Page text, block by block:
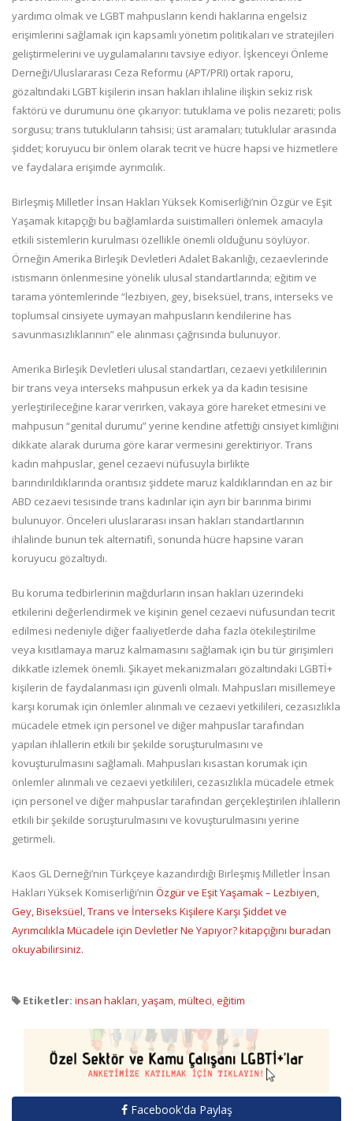
yardımcı olmak ve LGBT mahpusların kendi haklarına engelsiz
erişimlerini sağlamak için kapsamlı yönetim politikaları ve stratejileri
geliştirmelerini ve uygulamalarını tavsiye ediyor. İşkenceyi Önleme
Derneği/Uluslararası Ceza Reformu (APT/PRI) ortak raporu,
gözaltındaki LGBT kişilerin insan hakları ihlaline ilişkin sekiz risk
faktörü ve durumunu öne çıkarıyor: tutuklama ve polis nezareti; polis
sorgusu; trans tutukluların tahsisi; üst aramaları; tutuklular arasında
şiddet; koruyucu bir önlem olarak tecrit ve hücre hapsi ve hizmetlere
ve faydalara erişimde ayrımcılık.
Birleşmiş Milletler İnsan Hakları Yüksek Komiserliği’nin Özgür ve Eşit
Yaşamak kitapçığı bu bağlamlarda suistimalleri önlemek amacıyla
etkili sistemlerin kurulması özellikle önemli olduğunu söylüyor.
Örneğin Amerika Birleşik Devletleri Adalet Bakanlığı, cezaevlerinde
istismarın önlenmesine yönelik ulusal standartlarında; eğitim ve
tarama yöntemlerinde “lezbiyen, gey, biseksüel, trans, interseks ve
toplumsal cinsiyete uymayan mahpusların kendilerine has
savunmasızlıklarının” ele alınması çağrısında bulunuyor.
Amerika Birleşik Devletleri ulusal standartları, cezaevi yetkililerinin
bir trans veya interseks mahpusun erkek ya da kadın tesisine
yerleştirileceğine karar verirken, vakaya göre hareket etmesini ve
mahpusun “genital durumu” yerine kendine atfettiği cinsiyet kimliğini
dikkate alarak duruma göre karar vermesini gerektiriyor. Trans
kadın mahpuslar, genel cezaevi nüfusuyla birlikte
barındırıldıklarında orantısız şiddete maruz kaldıklarından en az bir
ABD cezaevi tesisinde trans kadınlar için ayrı bir barınma birimi
bulunuyor. Önceleri uluslararası insan hakları standartlarının
ihlalinde bunun tek alternatifi, sonunda hücre hapsine varan
koruyucu gözaltıydı.
Bu koruma tedbirlerinin mağdurların insan hakları üzerindeki
etkilerini değerlendirmek ve kişinin genel cezaevi nüfusundan tecrit
edilmesi nedeniyle diğer faaliyetlerde daha fazla ötekileştirilme
veya kısıtlamaya maruz kalmamasını sağlamak için bu tür girişimleri
dikkatle izlemek önemli. Şikayet mekanizmaları gözaltındaki LGBTİ+
kişilerin de faydalanması için güvenli olmalı. Mahpusları misillemeye
karşı korumak için önlemler alınmalı ve cezaevi yetkilileri, cezasızlıkla
mücadele etmek için personel ve diğer mahpuslar tarafından
yapılan ihlallerin etkili bir şekilde soruşturulmasını ve
kovuşturulmasını sağlamalı. Mahpusları kısastan korumak için
önlemler alınmalı ve cezaevi yetkilileri, cezasızlıkla mücadele etmek
için personel ve diğer mahpuslar tarafından gerçekleştirilen ihlallerin
etkili bir şekilde soruşturulmasını ve kovuşturulmasını yerine
getirmeli.
Kaos GL Derneği’nin Türkçeye kazandırdığı Birleşmiş Milletler İnsan
Hakları Yüksek Komiserliği’nin Özgür ve Eşit Yaşamak – Lezbiyen,
Gey, Biseksüel, Trans ve İnterseks Kişilere Karşı Şiddet ve
Ayrımcılıkla Mücadele için Devletler Ne Yapıyor? kitapçığını buradan
okuyabilirsiniz.
Etiketler: insan hakları,yaşam,mülteci,eğitim
Facebook'da Paylaş